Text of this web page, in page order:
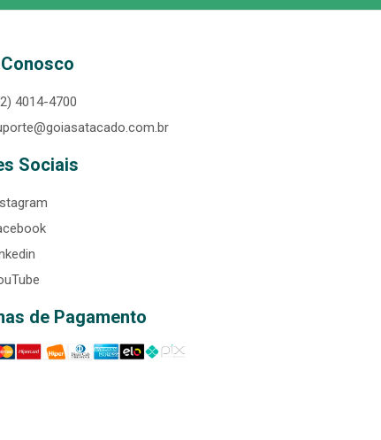
4014-4700
Sociais
de Pagamento